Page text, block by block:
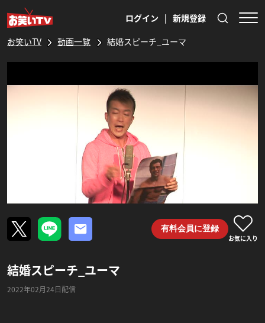
ログイン | 新規登録
お笑いTV 動画一覧 結婚スピーチ_ユーマ
有料会員に登録
お気に入り
結婚スピーチ_ユーマ
2022年02月24日配信